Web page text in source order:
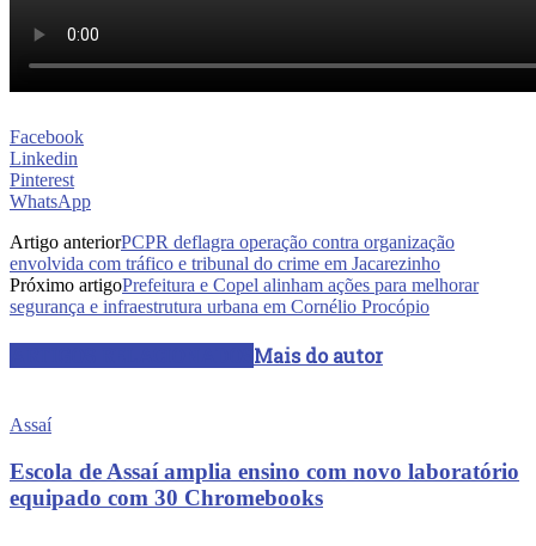
Facebook
Linkedin
Pinterest
WhatsApp
Artigo anteriorPCPR deflagra operação contra organização
envolvida com tráfico e tribunal do crime em Jacarezinho
Próximo artigoPrefeitura e Copel alinham ações para melhorar
segurança e infraestrutura urbana em Cornélio Procópio
Mais do autor
Assaí
Escola de Assaí amplia ensino com novo laboratório
equipado com 30 Chromebooks